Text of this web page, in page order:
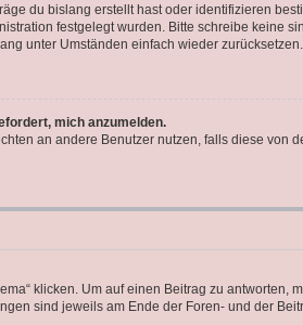
du bislang erstellt hast oder identifizieren
festgelegt wurden. Bitte schreibe keine
unter Umständen einfach wieder zurücksetzen.
mich anzumelden.
an andere Benutzer nutzen, falls diese von
klicken. Um auf einen Beitrag zu antworten,
sind jeweils am Ende der Foren- und der